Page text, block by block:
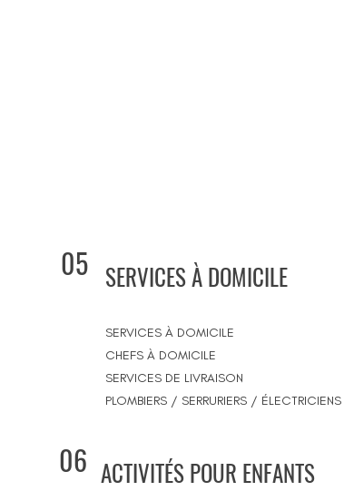
05 SERVICES À DOMICILE
SERVICES À DOMICILE
CHEFS À DOMICILE
SERVICES DE LIVRAISON
PLOMBIERS / SERRURIERS / ÉLECTRICIENS
06 ACTIVITÉS POUR ENFANTS